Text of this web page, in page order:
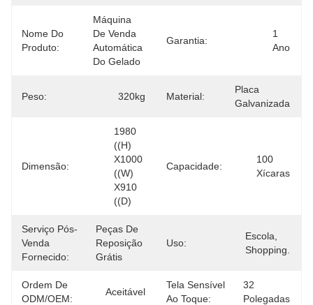
Nome Do
Produto:
Máquina
De Venda
Automática
Do Gelado
Garantia:
1
Ano
Peso: 320kg Material:
Placa
Galvanizada
Dimensão:
1980
((H)
X1000
((W)
X910
((D)
Capacidade:
100
Xícaras
Serviço Pós-
Venda
Fornecido:
Peças De
Reposição
Grátis
Uso:
Escola,
Shopping.
Ordem De
ODM/OEM:
Aceitável
Tela Sensível
Ao Toque:
32
Polegadas